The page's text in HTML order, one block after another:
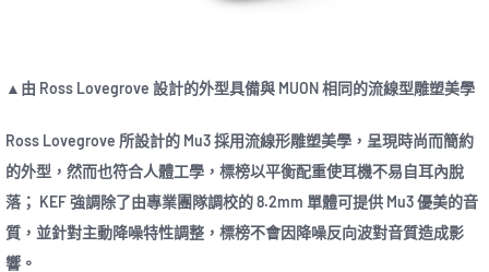
▲由 Ross Lovegrove 設計的外型具備與 MUON 相同的流線型雕塑美學
Ross Lovegrove 所設計的 Mu3 採用流線形雕塑美學，呈現時尚而簡約
的外型，然而也符合人體工學，標榜以平衡配重使耳機不易自耳內脫
落； KEF 強調除了由專業團隊調校的 8.2mm 單體可提供 Mu3 優美的音
質，並針對主動降噪特性調整，標榜不會因降噪反向波對音質造成影
響。